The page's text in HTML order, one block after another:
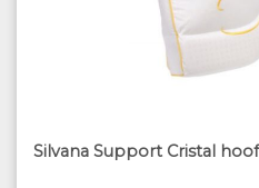
Silvana Support Cristal